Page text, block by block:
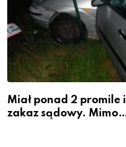
Miał ponad 2 promile i
zakaz sądowy. Mimo